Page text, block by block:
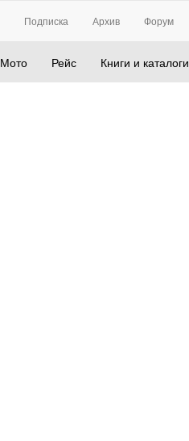
Подписка Архив Форум
Мото Рейс Книги и каталоги